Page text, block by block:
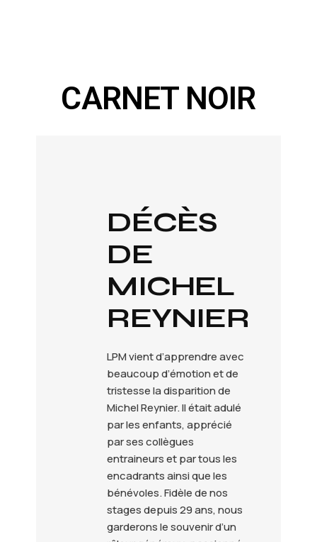
CARNET NOIR
DÉCÈS
DE
MICHEL
REYNIER
LPM vient d’apprendre avec
beaucoup d’émotion et de
tristesse la disparition de
Michel Reynier. Il était adulé
par les enfants, apprécié
par ses collègues
entraineurs et par tous les
encadrants ainsi que les
bénévoles. Fidèle de nos
stages depuis 29 ans, nous
garderons le souvenir d’un